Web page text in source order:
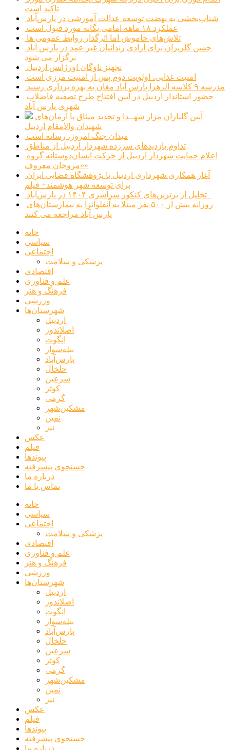
تاکید است
شتاب‌بخشی به نهضت توسعه عدالت آموزشی در پارس‌آباد
عملکرد ۱۸ ماهه امامی یگانه مورد قبول است
تلاش‌های خاموش اما اثرگذار روابط عمومی ها
برگزار می شود
تجهیز ناوگان اورژانس اردبیل
امنیت غذایی، اولویت دوم پس از امنیت مرزی است
مدرسه ۹ کلاسه الزهرا پارس آباد مغان به بهره برداری رسید
شهری پارس آباد
شهیدان والامقام اردبیل
میدان جنگ امروز، رسانه است
تداوم بازدیدهای سرزده شهردار اردبیل از مناطق
«مروجان معروف»
برای توسعه شهر هوشمند+ فیلم
پارس آباد مراجعه می کنند
خانه
سیاسی
اجتماعی
پزشکی و سلامت
اقتصادی
علم و فناوری
فرهنگ و هنر
ورزشی
شهرستان‌ها
اردبیل
اصلاندوز
انگوت
بیله‌سوار
پارس‌آباد
خلخال
سرعین
کوثر
گرمی
مشکین‌شهر
نمین
نیر
عکس
فیلم
پیوندها
جستجوی پیشرفته
درباره ما
تماس با ما
خانه
سیاسی
اجتماعی
پزشکی و سلامت
اقتصادی
علم و فناوری
فرهنگ و هنر
ورزشی
شهرستان‌ها
اردبیل
اصلاندوز
انگوت
بیله‌سوار
پارس‌آباد
خلخال
سرعین
کوثر
گرمی
مشکین‌شهر
نمین
نیر
عکس
فیلم
پیوندها
جستجوی پیشرفته
درباره ما